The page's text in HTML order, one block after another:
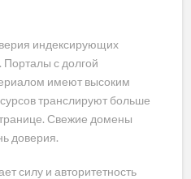
индексирующих
Порталы с долгой
имеют высоким
транслируют больше
Свежие домены
доверия.
силу и авторитетность